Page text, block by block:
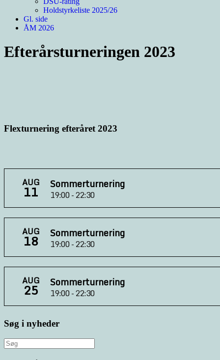
Holdstyrkeliste 2025/26
Gl. side
ÅM 2026
Efterårsturneringen 2023
Flexturnering efteråret 2023
AUG
11 Sommerturnering
19:00 - 22:30
AUG
18 Sommerturnering
19:00 - 22:30
AUG
25 Sommerturnering
19:00 - 22:30
Søg i nyheder
Søg
efter: